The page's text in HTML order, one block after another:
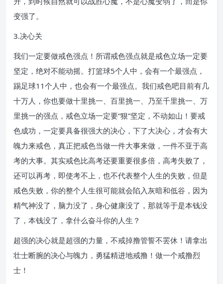
变强了。
3.决心关
我们一定要做戒色强点！所谓戒色强点就是戒色立场一定要
坚定，绝对不能动摇。打篮球5个人中，会有一个最强点，
踢足球11个人中，也会有一个最强点。我们戒色吧目前有几
十万人，你也要做十里挑一、百里挑一、乃至千里挑一、万
里挑一的强点，戒色立场一定要“狠”坚定，不动如山！要戒
色成功，一定要具备很强大的决心，下了大决心，才会有大
魄力来戒色，真正把戒色当做一件大事来做，一件不亚于高
考的大事。其实戒色比高考还要重要很多倍，高考失败了，
还可以再考，即使考不上，也不代表整个人生的失败，但是
戒色失败，你的整个人生很可能就会陷入灰暗和低谷，因为
精气神没了，脑力没了，身心健康没了，那就等于是本钱没
了，本钱没了，拿什么奋斗你的人生？
超强的决心就是超强的力量，不戒掉撸管誓不罢休！请拿出
壮士断腕的决心与魄力，勇猛精进地戒撸！做一个戒撸烈
士！